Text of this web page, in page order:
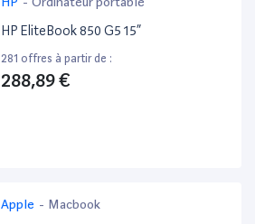
HP EliteBook 850 G5 15”
281 offres à partir de :
288,89 €
Apple - Macbook